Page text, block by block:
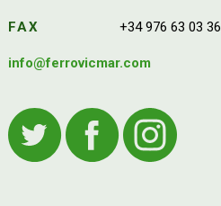
FAX +34 976 63 03 36
info@ferrovicmar.com